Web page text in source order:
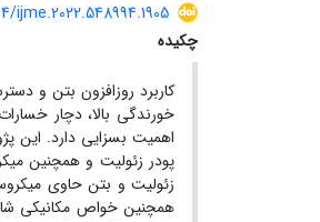
ijme.2022.548994.1905
چکیده
کاربرد روزافزون بتن و
خورندگی بالا، دچار
اهمیت بسزایی دارد. این
پودر زئولیت و همچنین
زئولیت و بتن حاوی
همچنین خواص مکانیکی